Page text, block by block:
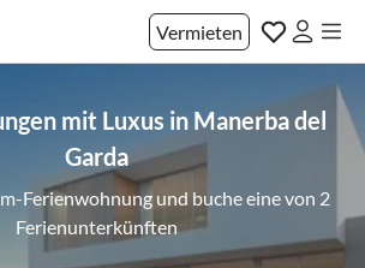
Vermieten
mit Luxus in Manerba del
Garda
Ferienwohnung und buche eine von 2
Ferienunterkünften